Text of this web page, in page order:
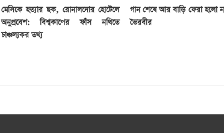
মেসিকে হত্যার ছক, রোনালদোর হোটেলে
অনুপ্রবেশ: বিশ্বকাপের ফাঁস নথিতে
চাঞ্চল্যকর তথ্য
গান শেষে আর বাড়ি ফেরা হলো
ভৈরবীর